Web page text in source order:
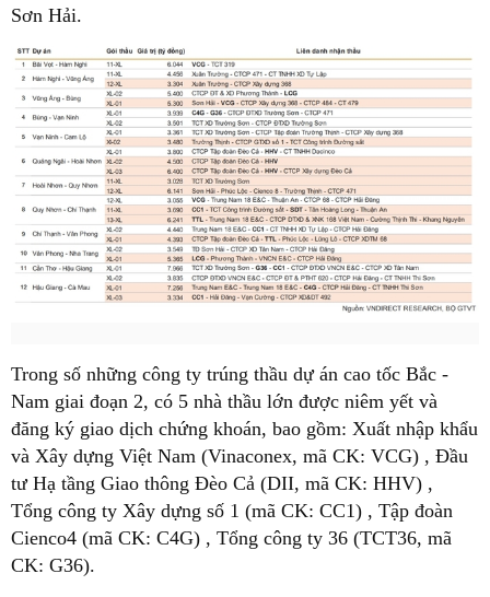
Sơn Hải.
Trong số những công ty trúng thầu dự án cao tốc Bắc -
Nam giai đoạn 2, có 5 nhà thầu lớn được niêm yết và
đăng ký giao dịch chứng khoán, bao gồm: Xuất nhập khẩu
và Xây dựng Việt Nam (Vinaconex, mã CK: VCG) , Đầu
tư Hạ tầng Giao thông Đèo Cả (DII, mã CK: HHV) ,
Tổng công ty Xây dựng số 1 (mã CK: CC1) , Tập đoàn
Cienco4 (mã CK: C4G) , Tổng công ty 36 (TCT36, mã
CK: G36).